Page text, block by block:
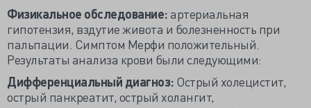
Физикальное обследование:артериальная
гипотензия, вздутие живота и болезненность при
пальпации. Симптом Мерфи положительный.
Результаты анализа крови были следующими:
Дифференциальный диагноз: Острый холецистит,
острый панкреатит, острый холангит,